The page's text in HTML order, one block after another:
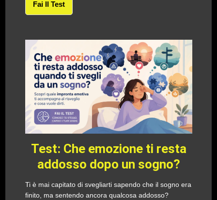
Fai Il Test
Test: Che emozione ti resta
addosso dopo un sogno?
Ti è mai capitato di svegliarti sapendo che il sogno era
finito, ma sentendo ancora qualcosa addosso?